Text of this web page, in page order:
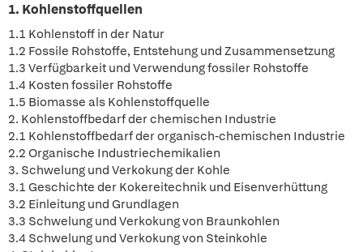
1. Kohlenstoffquellen
1.1 Kohlenstoff in der Natur
1.2 Fossile Rohstoffe, Entstehung und Zusammensetzung
1.3 Verfügbarkeit und Verwendung fossiler Rohstoffe
1.4 Kosten fossiler Rohstoffe
1.5 Biomasse als Kohlenstoffquelle
2. Kohlenstoffbedarf der chemischen Industrie
2.1 Kohlenstoffbedarf der organisch-chemischen Industrie
2.2 Organische Industriechemikalien
3. Schwelung und Verkokung der Kohle
3.1 Geschichte der Kokereitechnik und Eisenverhüttung
3.2 Einleitung und Grundlagen
3.3 Schwelung und Verkokung von Braunkohlen
3.4 Schwelung und Verkokung von Steinkohle